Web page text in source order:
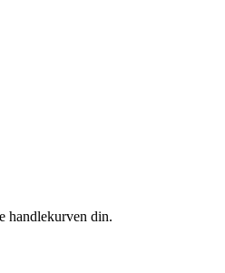
handlekurven din.